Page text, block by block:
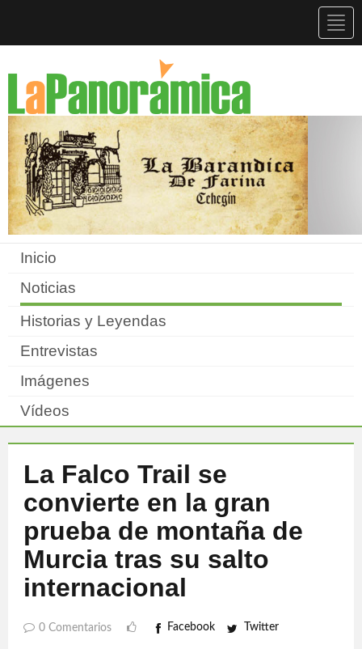
Inicio
Noticias
Historias y Leyendas
Entrevistas
Imágenes
Vídeos
La Falco Trail se
convierte en la gran
prueba de montaña de
Murcia tras su salto
internacional
0 Comentarios Facebook Twitter